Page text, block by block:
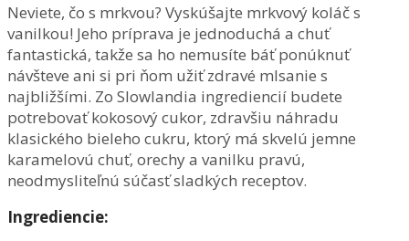
Neviete, čo s mrkvou? Vyskúšajte mrkvový koláč s
vanilkou! Jeho príprava je jednoduchá a chuť
fantastická, takže sa ho nemusíte báť ponúknuť
návšteve ani si pri ňom užiť zdravé mlsanie s
najbližšími. Zo Slowlandia ingrediencií budete
potrebovať kokosový cukor, zdravšiu náhradu
klasického bieleho cukru, ktorý má skvelú jemne
karamelovú chuť, orechy a vanilku pravú,
neodmysliteľnú súčasť sladkých receptov.
Ingrediencie: